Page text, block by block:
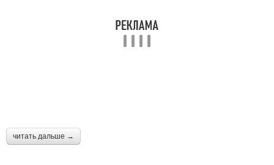
Средство от слизней
читать дальше →